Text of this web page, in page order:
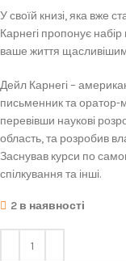
У своїй книзі, яка вже
Карнегі пропонує
ваше життя
Дейл Карнегі –
письменник та оратор-
перевівши наукові
область, та розробив
Заснував курси по
спілкування та інші.
2 в наявності